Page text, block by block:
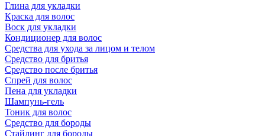
Глина для укладки
Краска для волос
Воск для укладки
Кондиционер для волос
Средства для ухода за лицом и телом
Средство для бритья
Средство после бритья
Спрей для волос
Пена для укладки
Шампунь-гель
Тоник для волос
Средство для бороды
Стайлинг для бороды